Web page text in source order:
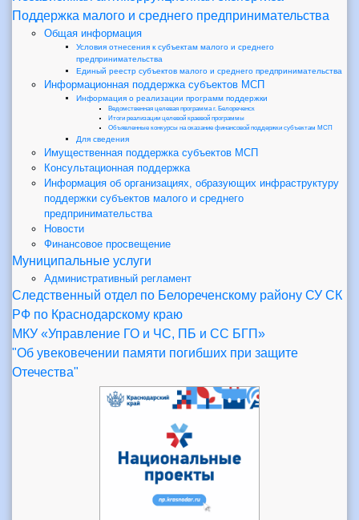
Поддержка малого и среднего предпринимательства
Общая информация
Условия отнесения к субъектам малого и среднего
предпринимательства
Единый реестр субъектов малого и среднего предпринимательства
Информационная поддержка субъектов МСП
Информация о реализации программ поддержки
Ведомственная целевая программа г. Белореченск
Итоги реализации целевой краевой программы
Объявленные конкурсы на оказание финансовой поддержки субъектам МСП
Для сведения
Имущественная поддержка субъектов МСП
Консультационная поддержка
Информация об организациях, образующих инфраструктуру
поддержки субъектов малого и среднего
предпринимательства
Новости
Финансовое просвещение
Муниципальные услуги
Административный регламент
Следственный отдел по Белореченскому району СУ СК
РФ по Краснодарскому краю
МКУ «Управление ГО и ЧС, ПБ и СС БГП»
"Об увековечении памяти погибших при защите
Отечества"